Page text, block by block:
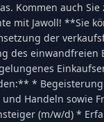
Kommen auch
mit Jawoll! **Sie
der
des
*
Handeln sowie
(m/w/d) *